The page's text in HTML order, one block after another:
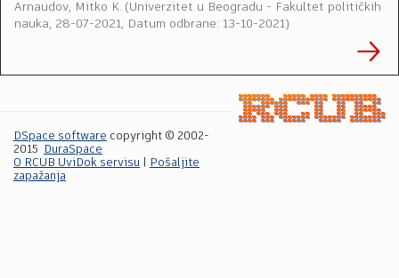
Arnaudov, Mitko K. (Univerzitet u Beogradu - Fakultet političkih
nauka, 28-07-2021, Datum odbrane: 13-10-2021)
DSpace software copyright © 2002-
2015
DuraSpace
O RCUB UviDok servisu
Pošaljite
zapažanja